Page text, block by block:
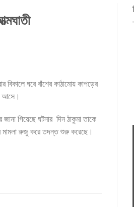
বিকালে ঘরে বাঁশের কাঠামোয় কাপড়ের
আসে।
গিয়েছে ঘটনার দিন ঠাকুমা তাকে
মামলা রুজু করে তদন্ত শুরু করেছে।